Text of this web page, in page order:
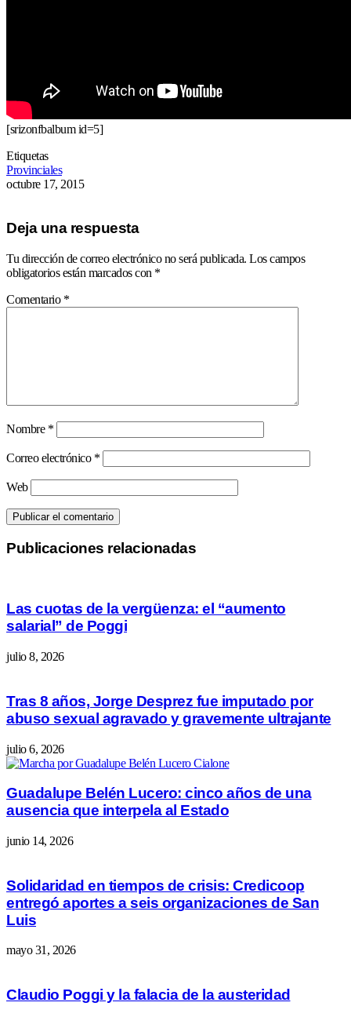
[srizonfbalbum id=5]
Etiquetas
Provinciales
octubre 17, 2015
Deja una respuesta
Tu dirección de correo electrónico no será publicada. Los campos
obligatorios están marcados con *
Comentario *
Nombre *
Correo electrónico *
Web
Publicaciones relacionadas
Las cuotas de la vergüenza: el “aumento
salarial” de Poggi
julio 8, 2026
Tras 8 años, Jorge Desprez fue imputado por
abuso sexual agravado y gravemente ultrajante
julio 6, 2026
Guadalupe Belén Lucero: cinco años de una
ausencia que interpela al Estado
junio 14, 2026
Solidaridad en tiempos de crisis: Credicoop
entregó aportes a seis organizaciones de San
Luis
mayo 31, 2026
Claudio Poggi y la falacia de la austeridad